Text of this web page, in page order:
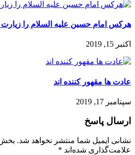
هرکس امام حسین علیه السلام را
اکتبر 15, 2019
عادت ها مقهور کننده اند
سپتامبر 17, 2019
ارسال پاسخ
نشانی ایمیل شما منتشر نخواهد شد.
علامت‌گذاری شده‌اند *